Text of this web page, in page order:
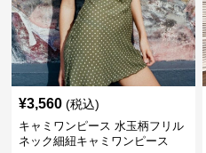
¥3,560 (税込)
キャミワンピース 水玉柄フリル
ネック細紐キャミワンピース